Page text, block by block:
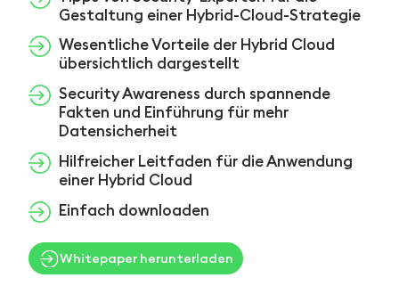
Gestaltung einer Hybrid-Cloud-Strategie
Wesentliche Vorteile der Hybrid Cloud
übersichtlich dargestellt
Security Awareness durch spannende
Fakten und Einführung für mehr
Datensicherheit
Hilfreicher Leitfaden für die Anwendung
einer Hybrid Cloud
Einfach downloaden
Whitepaper herunterladen